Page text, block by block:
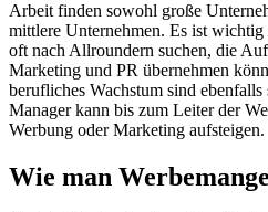
Arbeit finden sowohl große
mittlere Unternehmen. Es ist wichtig
oft nach Allroundern suchen, die
Marketing und PR übernehmen
berufliches Wachstum sind
Manager kann bis zum Leiter der
Werbung oder Marketing aufsteigen.
Wie man